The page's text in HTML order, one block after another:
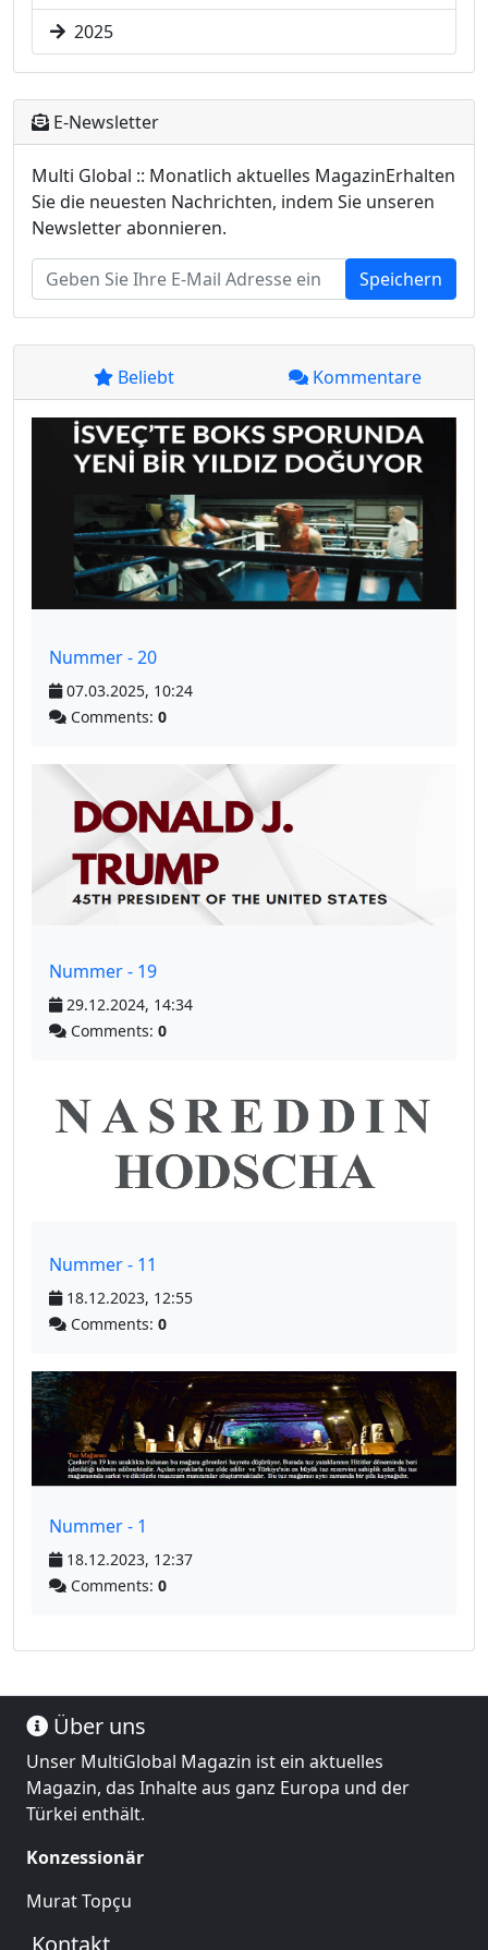
2025
E-Newsletter
Multi Global :: Monatlich aktuelles MagazinErhalten
Sie die neuesten Nachrichten, indem Sie unseren
Newsletter abonnieren.
Speichern
Beliebt Kommentare
Nummer - 20
07.03.2025, 10:24
Comments: 0
Nummer - 19
29.12.2024, 14:34
Comments: 0
Nummer - 11
18.12.2023, 12:55
Comments: 0
Nummer - 1
18.12.2023, 12:37
Comments: 0
Über uns
Unser MultiGlobal Magazin ist ein aktuelles
Magazin, das Inhalte aus ganz Europa und der
Türkei enthält.
Konzessionär
Murat Topçu